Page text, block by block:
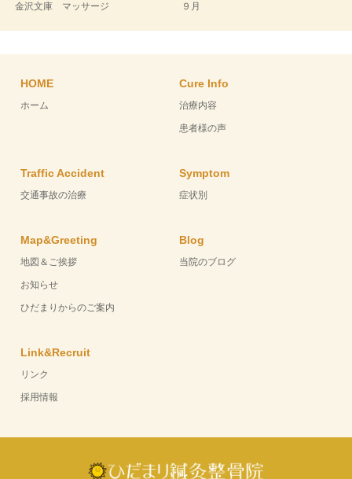
金沢文庫 マッサージ ９月
HOME
ホーム
Cure Info
治療内容
患者様の声
Traffic Accident
交通事故の治療
Symptom
症状別
Map&Greeting
地図＆ご挨拶
お知らせ
ひだまりからのご案内
Blog
当院のブログ
Link&Recruit
リンク
採用情報